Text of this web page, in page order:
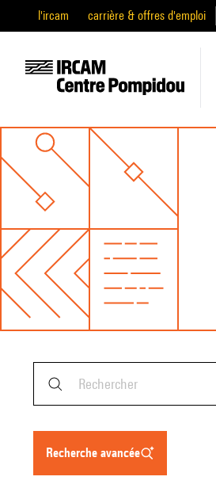
l'ircam carrière & offres d'emploi
recherche avancée